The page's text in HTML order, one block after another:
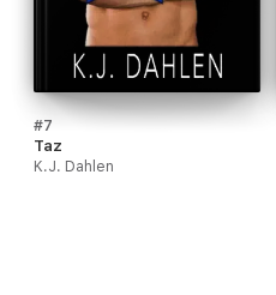
#7
Taz
K.J. Dahlen